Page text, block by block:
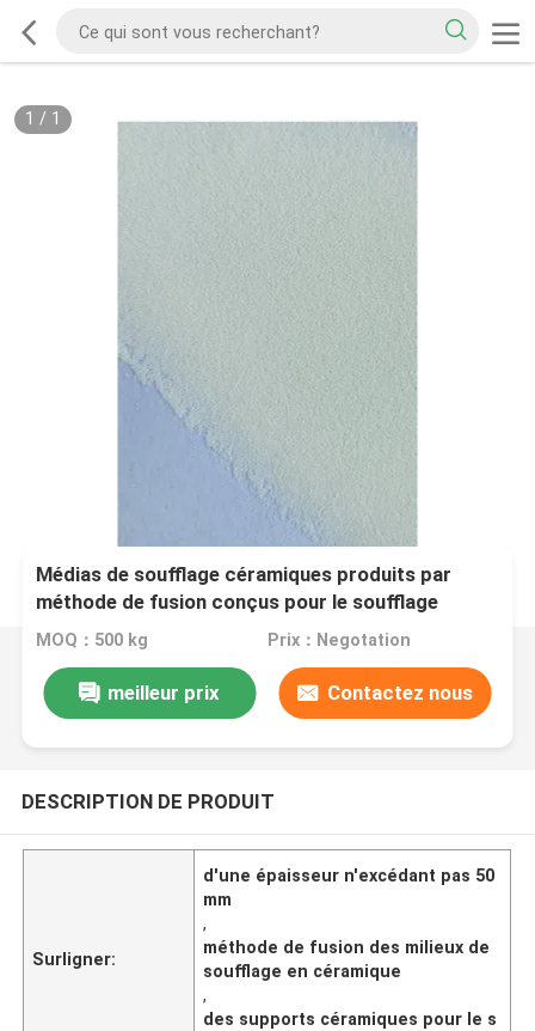
1 / 1
Médias de soufflage céramiques produits par
méthode de fusion conçus pour le soufflage
abrasif et le nettoyage de surface
MOQ：500 kg Prix：Negotation
meilleur prix Contactez nous
DESCRIPTION DE PRODUIT
Surligner:
d'une épaisseur n'excédant pas 50
mm
,
méthode de fusion des milieux de
soufflage en céramique
,
des supports céramiques pour le s